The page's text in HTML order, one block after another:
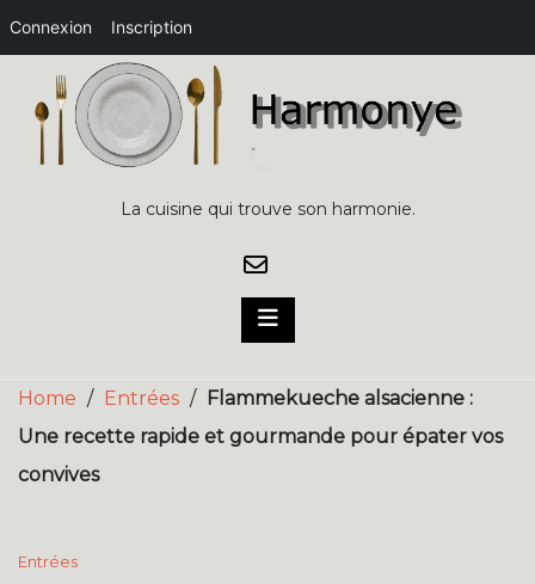
Connexion Inscription
content
La cuisine qui trouve son harmonie.
Home / Entrées /
Flammekueche alsacienne :
Une recette rapide et gourmande pour épater vos
convives
Entrées